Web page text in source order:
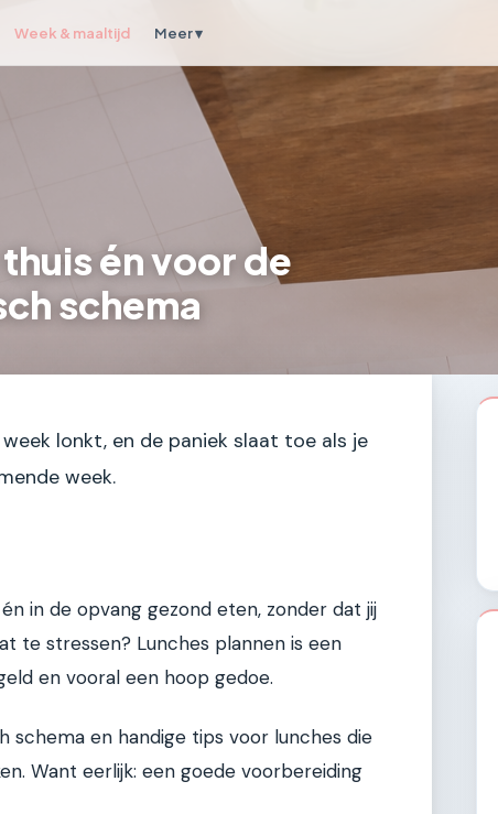
Week & maaltijd Meer ▾
én voor de
schema
lonkt, en de paniek slaat toe als je
week.
in de opvang gezond eten, zonder dat jij
te stressen? Lunches plannen is een
en vooral een hoop gedoe.
schema en handige tips voor lunches die
Want eerlijk: een goede voorbereiding